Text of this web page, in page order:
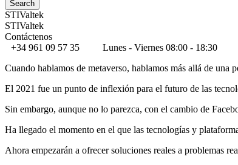
STIValtek
STIValtek
Contáctenos
+34 961 09 57 35
Lunes - Viernes 08:00 - 18:30
Cuando hablamos de metaverso, hablamos más allá de una
El 2021 fue un punto de inflexión para el futuro de las
Sin embargo, aunque no lo parezca, con el cambio de
Ha llegado el momento en el que las tecnologías y
Ahora empezarán a ofrecer soluciones reales a problemas